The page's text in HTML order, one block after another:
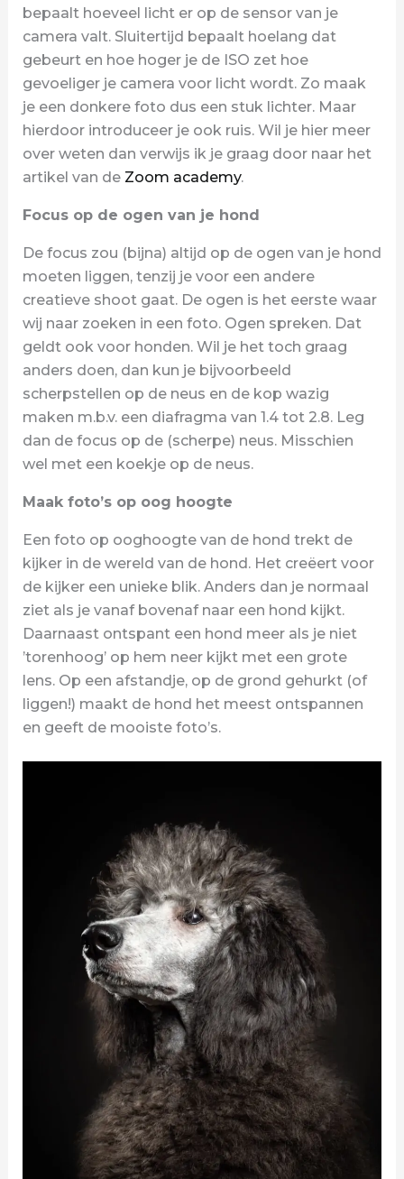
bepaalt hoeveel licht er op de sensor van je
camera valt. Sluitertijd bepaalt hoelang dat
gebeurt en hoe hoger je de ISO zet hoe
gevoeliger je camera voor licht wordt. Zo maak
je een donkere foto dus een stuk lichter. Maar
hierdoor introduceer je ook ruis. Wil je hier meer
over weten dan verwijs ik je graag door naar het
artikel van de Zoom academy.
Focus op de ogen van je hond
De focus zou (bijna) altijd op de ogen van je hond
moeten liggen, tenzij je voor een andere
creatieve shoot gaat. De ogen is het eerste waar
wij naar zoeken in een foto. Ogen spreken. Dat
geldt ook voor honden. Wil je het toch graag
anders doen, dan kun je bijvoorbeeld
scherpstellen op de neus en de kop wazig
maken m.b.v. een diafragma van 1.4 tot 2.8. Leg
dan de focus op de (scherpe) neus. Misschien
wel met een koekje op de neus.
Maak foto’s op oog hoogte
Een foto op ooghoogte van de hond trekt de
kijker in de wereld van de hond. Het creëert voor
de kijker een unieke blik. Anders dan je normaal
ziet als je vanaf bovenaf naar een hond kijkt.
Daarnaast ontspant een hond meer als je niet
’torenhoog’ op hem neer kijkt met een grote
lens. Op een afstandje, op de grond gehurkt (of
liggen!) maakt de hond het meest ontspannen
en geeft de mooiste foto’s.